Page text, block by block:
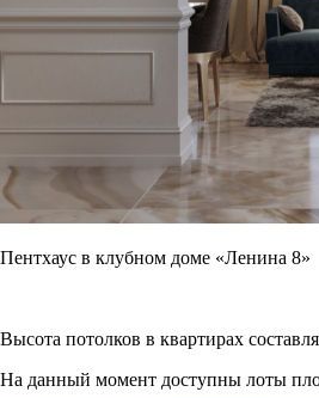
Пентхаус в клубном доме «Ленина 8»
Высота потолков в квартирах
На данный момент доступны лоты